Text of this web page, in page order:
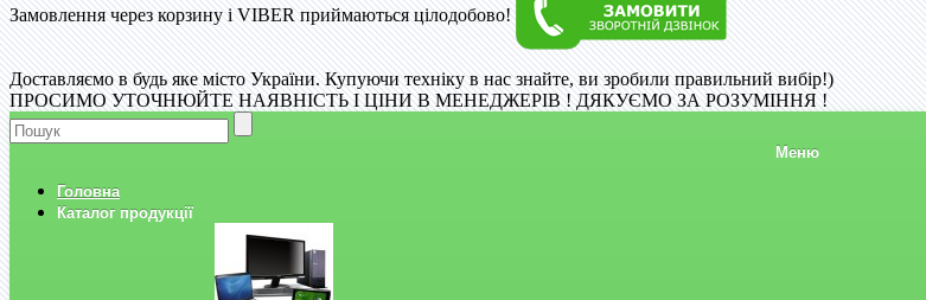
Замовлення через корзину і VIBER приймаються цілодобово!
Доставляємо в будь яке місто України. Купуючи техніку в нас знайте, ви зробили правильний вибір!)
ПРОСИМО УТОЧНЮЙТЕ НАЯВНІСТЬ І ЦІНИ В МЕНЕДЖЕРІВ ! ДЯКУЄМО ЗА РОЗУМІННЯ !
Меню
Головна
Каталог продукції